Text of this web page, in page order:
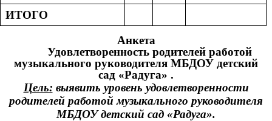
ИТОГО
Анкета
Удовлетворенность родителей работой
музыкального руководителя МБДОУ детский
сад «Радуга» .
Цель: выявить уровень удовлетворенности
родителей работой музыкального руководителя
МБДОУ детский сад «Радуга».